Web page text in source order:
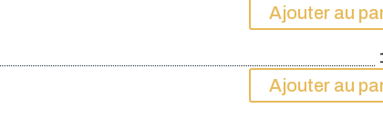
Ajouter au
Ajouter au